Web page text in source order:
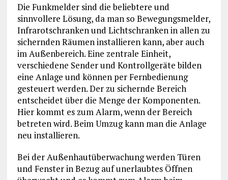
Die Funkmelder sind die beliebtere und
sinnvollere Lösung, da man so Bewegungsmelder,
Infrarotschranken und Lichtschranken in allen zu
sichernden Räumen installieren kann, aber auch
im Außenbereich. Eine zentrale Einheit,
verschiedene Sender und Kontrollgeräte bilden
eine Anlage und können per Fernbedienung
gesteuert werden. Der zu sichernde Bereich
entscheidet über die Menge der Komponenten.
Hier kommt es zum Alarm, wenn der Bereich
betreten wird. Beim Umzug kann man die Anlage
neu installieren.
Bei der Außenhautüberwachung werden Türen
und Fenster in Bezug auf unerlaubtes Öffnen